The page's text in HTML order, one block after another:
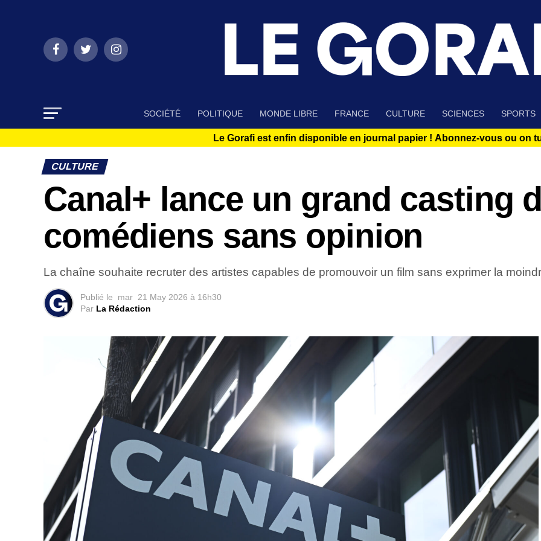
SOCIÉTÉ POLITIQUE MONDE LIBRE FRANCE CULTURE SCIENCES SPORTS
Le Gorafi est enfin disponible en journal papier ! Abonnez-vous ou on
CULTURE
Canal+ lance un grand casting
comédiens sans opinion
La chaîne souhaite recruter des artistes capables de promouvoir un film sans exprimer la
Publié le mar 21 May 2026 à 16h30
Par La Rédaction